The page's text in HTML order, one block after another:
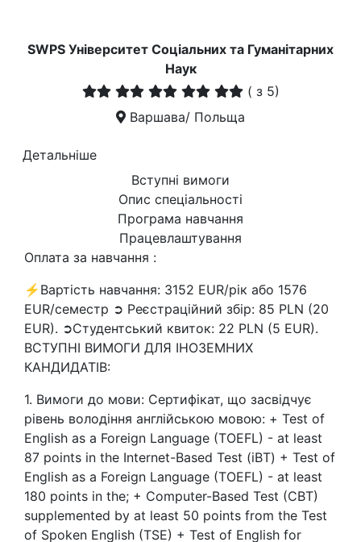
SWPS Університет Соціальних та Гуманітарних
Наук
( з 5)
Варшава/ Польща
Детальніше
Вступні вимоги
Опис спеціальності
Програма навчання
Працевлаштування
Оплата за навчання :
⚡Вартість навчання: 3152 EUR/рік або 1576
EUR/семестр ➲ Реєстраційний збір: 85 PLN (20
EUR). ➲Студентський квиток: 22 PLN (5 EUR).
ВСТУПНІ ВИМОГИ ДЛЯ ІНОЗЕМНИХ
КАНДИДАТІВ:
1. Вимоги до мови: Сертифікат, що засвідчує
рівень володіння англійською мовою: + Test of
English as a Foreign Language (TOEFL) - at least
87 points in the Internet-Based Test (iBT) + Test of
English as a Foreign Language (TOEFL) - at least
180 points in the; + Computer-Based Test (CBT)
supplemented by at least 50 points from the Test
of Spoken English (TSE) + Test of English for